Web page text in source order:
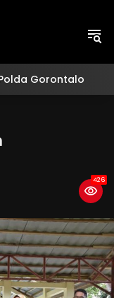
Gorontalo
426